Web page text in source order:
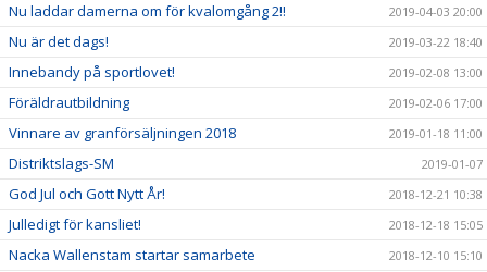
Nu laddar damerna om för kvalomgång 2!! 2019-04-03 20:00
Nu är det dags! 2019-03-22 18:40
Innebandy på sportlovet! 2019-02-08 13:00
Föräldrautbildning 2019-02-06 17:00
Vinnare av granförsäljningen 2018 2019-01-18 11:00
Distriktslags-SM 2019-01-07
God Jul och Gott Nytt År! 2018-12-21 10:38
Julledigt för kansliet! 2018-12-18 15:05
Nacka Wallenstam startar samarbete 2018-12-10 15:10